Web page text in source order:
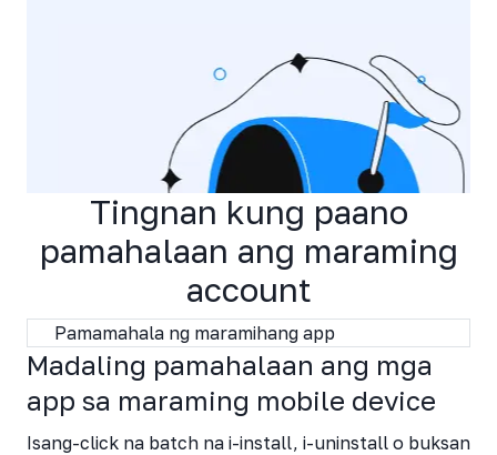
Tingnan kung paano
pamahalaan ang maraming
account
Pamamahala ng maramihang app
Madaling pamahalaan ang mga
app sa maraming mobile device
Isang-click na batch na i-install, i-uninstall o buksan